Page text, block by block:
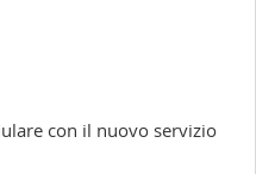
con il nuovo servizio